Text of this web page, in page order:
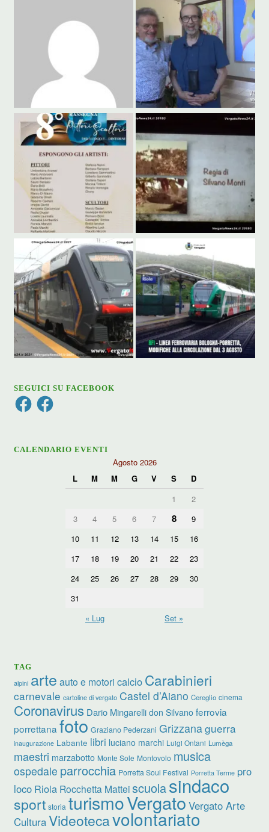
SEGUICI SU FACEBOOK
FacebookFacebook
CALENDARIO EVENTI
Agosto 2026
L
M M G V S
D
1
2
3
4 5 6 7 8
9
10
11 12 13 14 15
16
17
18 19 20 21 22
23
24
25 26 27 28 29
30
31
« Lug
Set »
TAG
alpini arte auto e motori calcio Carabinieri
carnevale cartoline di vergato Castel d’Aiano Cereglio cinema
Coronavirus Dario Mingarelli don Silvano ferrovia
porrettanafoto Graziano Pederzani Grizzanaguerra
inaugurazione Labante libri luciano marchi Luigi Ontani Lumèga
maestri marzabotto Monte Sole Montovolo musica
ospedale parrocchia Porretta Soul Festival Porretta Terme pro
loco Riola Rocchetta Matteiscuolasindaco
sport storia turismoVergato Vergato Arte
CulturaVideotecavolontariato